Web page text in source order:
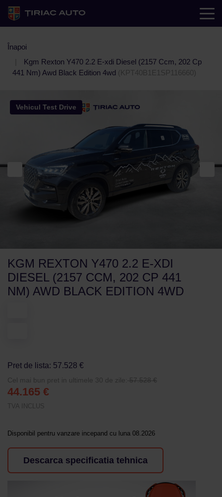
Înapoi
Kgm Rexton Y470 2.2 E-xdi Diesel (2157 Ccm, 202 Cp
441 Nm) Awd Black Edition 4wd (KPT40B1E1SP116660)
Vehicul Test Drive
KGM REXTON Y470 2.2 E-XDI
DIESEL (2157 CCM, 202 CP 441
NM) AWD BLACK EDITION 4WD
Pret de lista: 57.528 €
Cel mai bun pret in ultimele 30 de zile: 57.528 €
44.165 €
TVA INCLUS
Disponibil pentru vanzare incepand cu luna 08.2026
Descarca specificatia tehnica